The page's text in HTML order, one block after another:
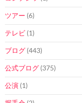
ツアー (6)
テレビ (1)
ブログ (443)
公式ブログ (375)
公演 (1)